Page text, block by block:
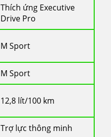
Thích ứng Executive
Drive Pro
M Sport
M Sport
12,8 lít/100 km
Trợ lực thông minh